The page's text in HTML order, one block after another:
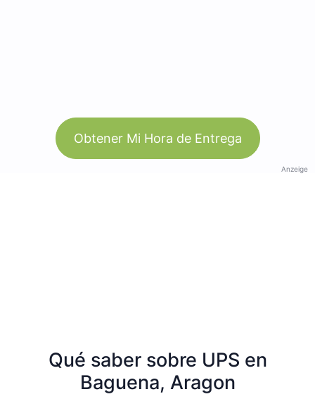
Obtener Mi Hora de Entrega
Anzeige
Qué saber sobre UPS en
Baguena, Aragon